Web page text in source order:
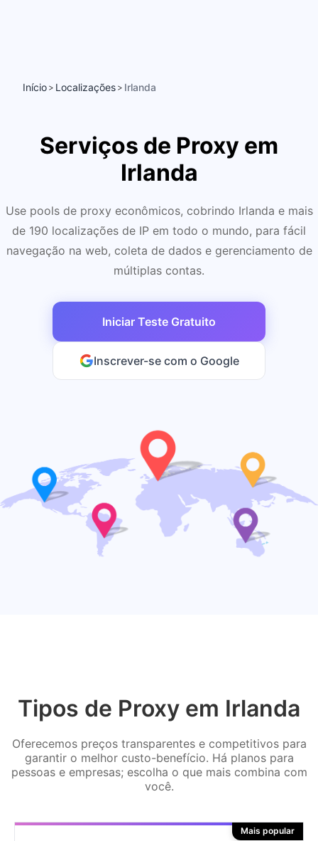
Início > Localizações > Irlanda
Serviços de Proxy em
Irlanda
Use pools de proxy econômicos, cobrindo Irlanda e mais
de 190 localizações de IP em todo o mundo, para fácil
navegação na web, coleta de dados e gerenciamento de
múltiplas contas.
Iniciar Teste Gratuito
Inscrever-se com o Google
Tipos de Proxy em Irlanda
Oferecemos preços transparentes e competitivos para
garantir o melhor custo-benefício. Há planos para
pessoas e empresas; escolha o que mais combina com
você.
Mais popular